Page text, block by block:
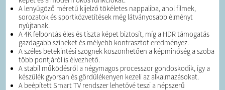
A lenyűgöző méretű kijelző tökéletes nappaliba, ahol filmek,
sorozatok és sportközvetítések még látványosabb élményt
nyújtanak.
A 4K felbontás éles és tiszta képet biztosít, míg a HDR támogatás
gazdagabb színeket és mélyebb kontrasztot eredményez.
A széles betekintési szögnek köszönhetően a képminőség a szoba
több pontjáról is élvezhető.
A stabil működésről a négymagos processzor gondoskodik, így a
készülék gyorsan és gördülékenyen kezeli az alkalmazásokat.
A beépített Smart TV rendszer lehetővé teszi a népszerű